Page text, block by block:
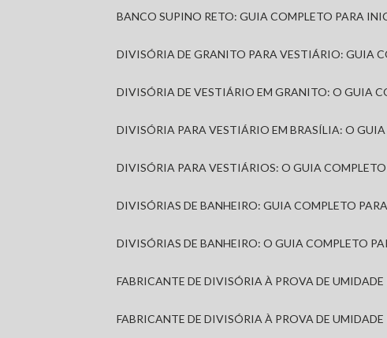
BANCO SUPINO RETO: GUIA COMPLETO PARA
DIVISÓRIA DE GRANITO PARA VESTIÁRIO: GUIA
DIVISÓRIA DE VESTIÁRIO EM GRANITO: O GUIA
DIVISÓRIA PARA VESTIÁRIO EM BRASÍLIA: O
DIVISÓRIA PARA VESTIÁRIOS: O GUIA
DIVISÓRIAS DE BANHEIRO: GUIA COMPLETO
DIVISÓRIAS DE BANHEIRO: O GUIA COMPLETO
FABRICANTE DE DIVISÓRIA À PROVA DE
FABRICANTE DE DIVISÓRIA À PROVA DE